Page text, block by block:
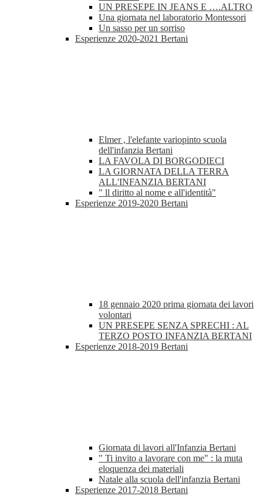
UN PRESEPE IN JEANS E ….ALTRO
Una giornata nel laboratorio Montessori
Un sasso per un sorriso
Esperienze 2020-2021 Bertani
Elmer , l'elefante variopinto scuola
dell'infanzia Bertani
LA FAVOLA DI BORGODIECI
LA GIORNATA DELLA TERRA
ALL'INFANZIA BERTANI
" ll diritto al nome e all'identità"
Esperienze 2019-2020 Bertani
18 gennaio 2020 prima giornata dei lavori
volontari
UN PRESEPE SENZA SPRECHI : AL
TERZO POSTO INFANZIA BERTANI
Esperienze 2018-2019 Bertani
Giornata di lavori all'Infanzia Bertani
" Ti invito a lavorare con me" : la muta
eloquenza dei materiali
Natale alla scuola dell'infanzia Bertani
Esperienze 2017-2018 Bertani